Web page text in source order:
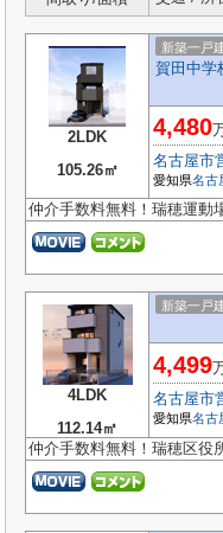
2LDK
105.26㎡
新築一戸
賀田中学
4,480
名古屋市
愛知県名古
仲介手数料無料！瑞穂運動
4LDK
112.14㎡
新築一戸
4,499
名古屋市
愛知県名古
仲介手数料無料！瑞穂区役